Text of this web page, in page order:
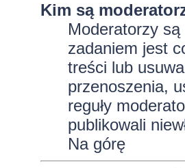
Kim są
Moderatorzy
zadaniem jest
treści lub
przenoszenia,
reguły
publikowali
Na górę